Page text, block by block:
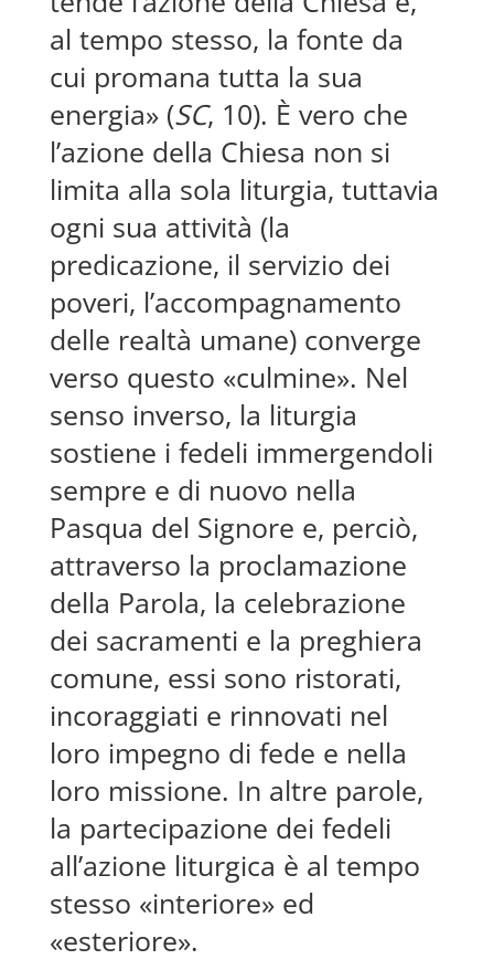
al tempo stesso, la fonte da
cui promana tutta la sua
energia» (SC, 10). È vero che
l’azione della Chiesa non si
limita alla sola liturgia, tuttavia
ogni sua attività (la
predicazione, il servizio dei
poveri, l’accompagnamento
delle realtà umane) converge
verso questo «culmine». Nel
senso inverso, la liturgia
sostiene i fedeli immergendoli
sempre e di nuovo nella
Pasqua del Signore e, perciò,
attraverso la proclamazione
della Parola, la celebrazione
dei sacramenti e la preghiera
comune, essi sono ristorati,
incoraggiati e rinnovati nel
loro impegno di fede e nella
loro missione. In altre parole,
la partecipazione dei fedeli
all’azione liturgica è al tempo
stesso «interiore» ed
«esteriore».